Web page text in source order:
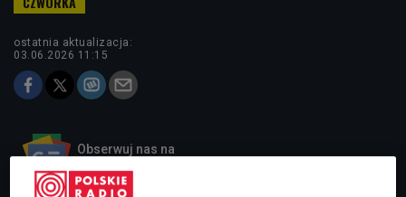
ostatnia aktualizacja:
03.06.2026 11:15
Obserwuj nas na